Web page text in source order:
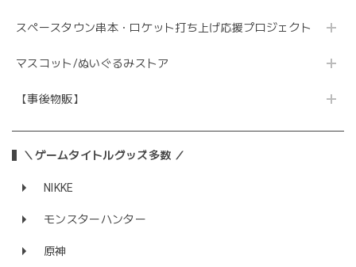
スペースタウン串本・ロケット打ち上げ応援プロジェクト
マスコット/ぬいぐるみストア
【事後物販】
＼ゲームタイトルグッズ多数 ／
NIKKE
モンスターハンター
原神